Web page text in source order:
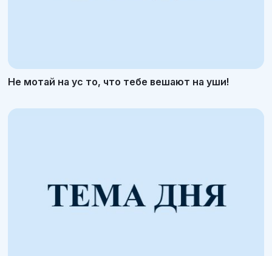
Не мотай на ус то, что тебе вешают на уши!